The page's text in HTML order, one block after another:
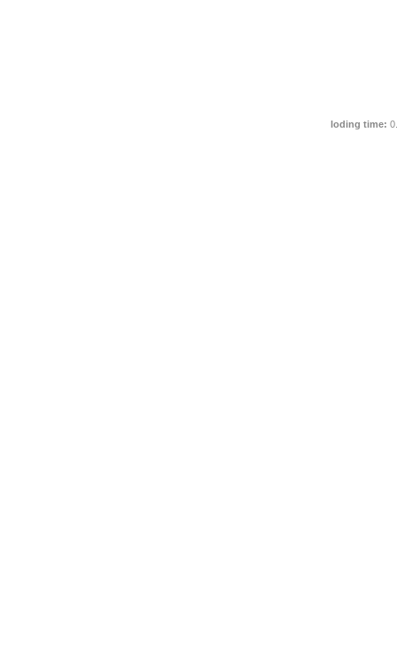
loding time: